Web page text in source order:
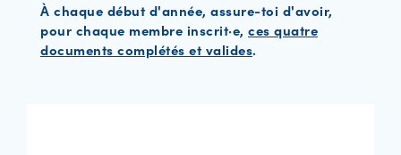
À chaque début d'année, assure-toi d'avoir,
pour chaque membre inscrit·e, ces quatre
documents complétés et valides.